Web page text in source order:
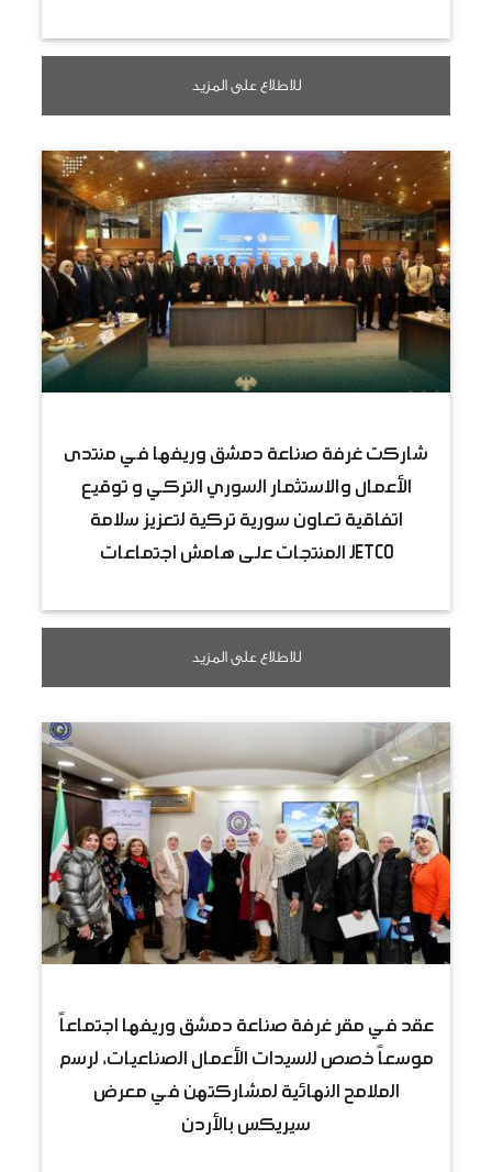
للاطلاع على المزيد
شاركت غرفة صناعة دمشق وريفها في منتدى
الأعمال والاستثمار السوري التركي و توقيع
اتفاقية تعاون سورية تركية لتعزيز سلامة
المنتجات على هامش اجتماعات JETCO
للاطلاع على المزيد
عقد في مقر غرفة صناعة دمشق وريفها اجتماعاً
موسعاً خصص للسيدات الأعمال الصناعيات، لرسم
الملامح النهائية لمشاركتهن في معرض
سيريكس بالأردن